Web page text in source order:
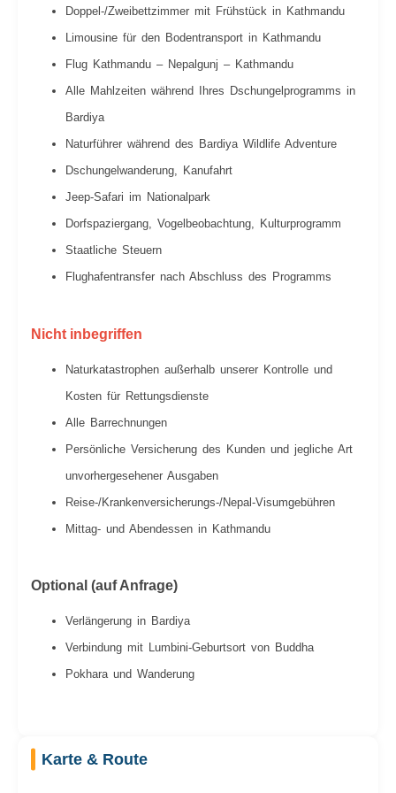
möchten oder genießen Sie einen guten Kaffee
in einem der vielen Cafés und Bars. Genießen
Sie Ihre restliche Zeit in Nepal in Ruhe!
atemberaubenden Berge und die einzigartige
Natur.
Doppel-/Zweibettzimmer mit Frühstück in Kathmandu
Limousine für den Bodentransport in Kathmandu
Flug Kathmandu – Nepalgunj – Kathmandu
Alle Mahlzeiten während Ihres Dschungelprogramms in
Bardiya
Naturführer während des Bardiya Wildlife Adventure
Dschungelwanderung, Kanufahrt
Jeep-Safari im Nationalpark
Dorfspaziergang, Vogelbeobachtung, Kulturprogramm
Staatliche Steuern
Flughafentransfer nach Abschluss des Programms
Nicht inbegriffen
Naturkatastrophen außerhalb unserer Kontrolle und
Kosten für Rettungsdienste
Alle Barrechnungen
Persönliche Versicherung des Kunden und jegliche Art
unvorhergesehener Ausgaben
Reise-/Krankenversicherungs-/Nepal-Visumgebühren
Mittag- und Abendessen in Kathmandu
Optional (auf Anfrage)
Verlängerung in Bardiya
Verbindung mit Lumbini-Geburtsort von Buddha
Pokhara und Wanderung
Karte & Route